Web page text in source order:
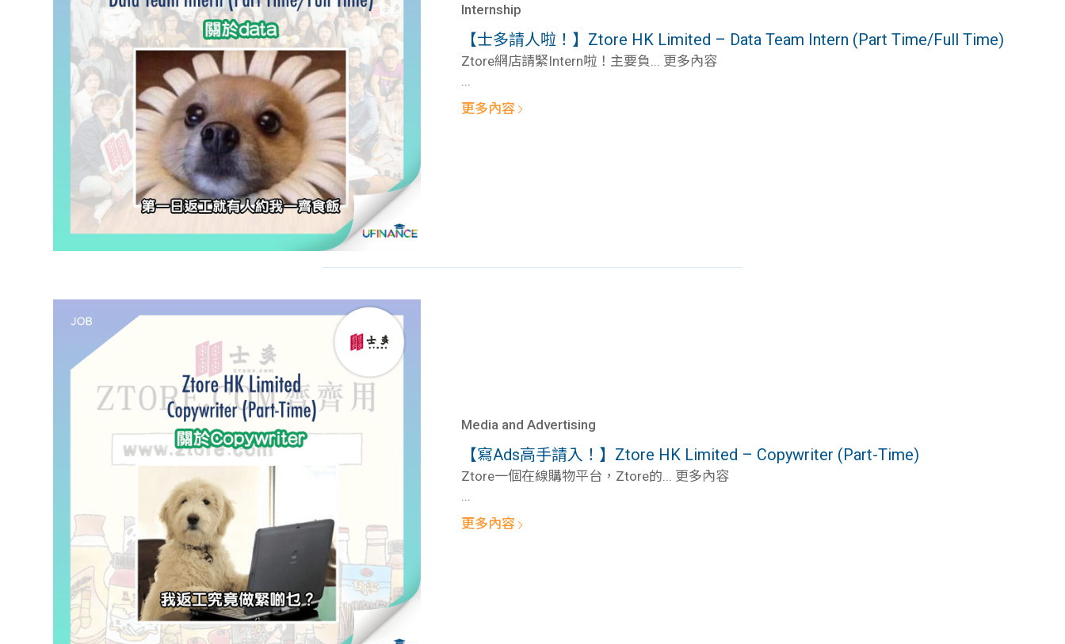
貸款計數
機
學生貸款
101
Internship
【士多請人啦！】Ztore HK Limited – Data Team Intern (Part Time/Full Time)
Ztore網店請緊Intern啦！主要負... 更多內容
更多內容
Media and Advertising
【寫Ads高手請入！】Ztore HK Limited – Copywriter (Part-Time)
Ztore一個在線購物平台，Ztore的... 更多內容
...
更多內容